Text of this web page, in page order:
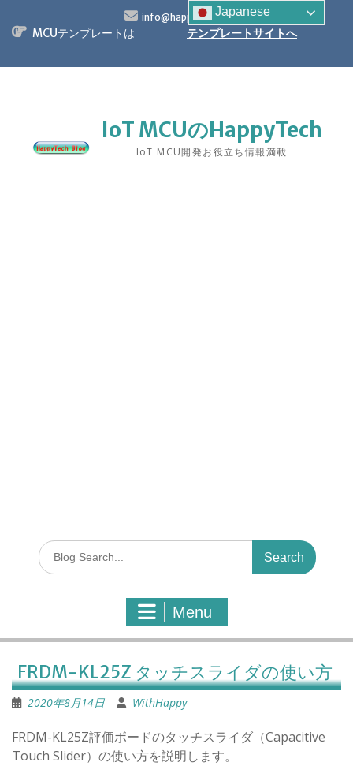
info@happytech.jp
MCUテンプレートは テンプレートサイトへ
IoT MCUのHappyTech
IoT MCU開発お役立ち情報満載
S
e
o
r
:
Menu
FRDM-KL25Z タッチスライダの使い方
2020年8月14日 WithHappy
FRDM-KL25Z評価ボードのタッチスライダ（Capacitive
Touch Slider）の使い方を説明します。
Japanese